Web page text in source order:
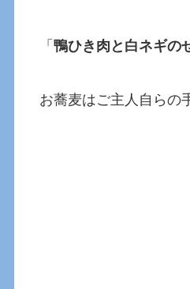
「鴨ひき肉と白ネギの
お蕎麦はご主人自らの